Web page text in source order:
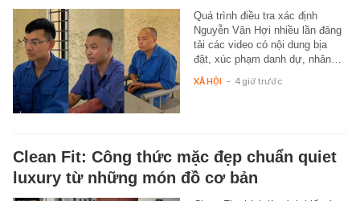
Quá trình điều tra xác định
Nguyễn Văn Hợi nhiều lần đăng
tải các video có nội dung bịa
đặt, xúc phạm danh dự, nhân…
XÃ HỘI - 4 giờ trước
Clean Fit: Công thức mặc đẹp chuẩn quiet
luxury từ những món đồ cơ bản